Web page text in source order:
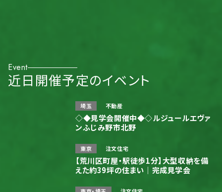
Event
近日開催予定のイベント
埼玉 不動産
◇◆見学会開催中◆◇ルジュールエヴァ
ンふじみ野市北野
東京 注文住宅
【荒川区町屋・駅徒歩1分】大型収納を備
えた約39坪の住まい｜完成見学会